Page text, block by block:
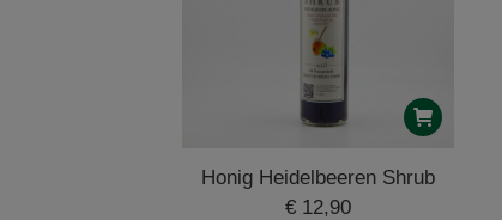
Honig Heidelbeeren Shrub
€ 12,90